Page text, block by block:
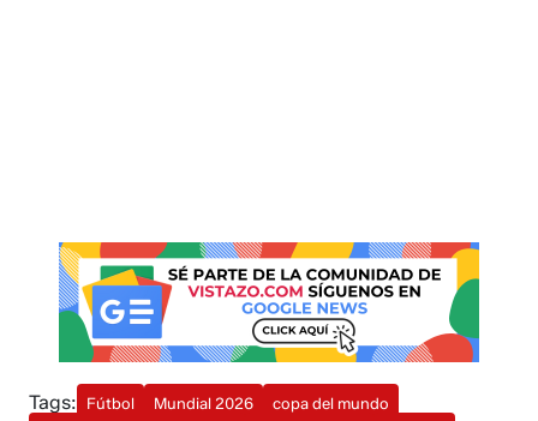
Tags: Fútbol Mundial 2026
copa del mundo